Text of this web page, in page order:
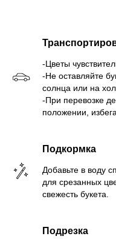
-Цветы
-Не оставляйте
солнца или на
-При перевозке
положении,
Подкормка
Добавьте в воду
для срезанных
свежесть букета.
Подрезка